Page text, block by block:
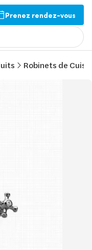
Prenez rendez-vous
Robinets de